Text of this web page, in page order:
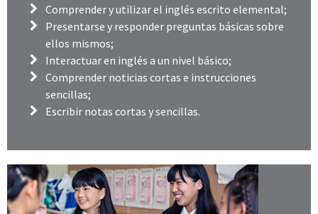
Comprender y utilizar el inglés escrito elemental;
Presentarse y responder preguntas básicas sobre
ellos mismos;
Interactuar en inglés a un nivel básico;
Comprender noticias cortas e instrucciones
sencillas;
Escribir notas cortas y sencillas.